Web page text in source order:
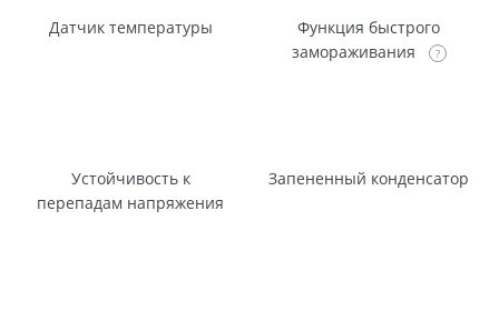
Датчик температуры
Функция быстрого
замораживания
Устойчивость к
перепадам напряжения
Запененный конденсатор